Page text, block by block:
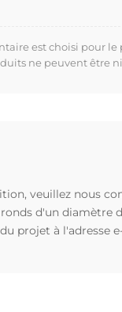
est choisi pour
ne peuvent être
veuillez nous
d'un diamètre
projet à l'adresse